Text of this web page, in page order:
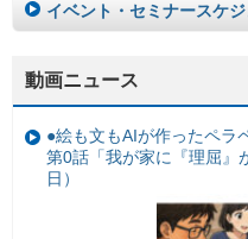
イベント・セミナースケ
動画ニュース
●絵も文もAIが作ったペラ
第0話「我が家に『理屈』
日）